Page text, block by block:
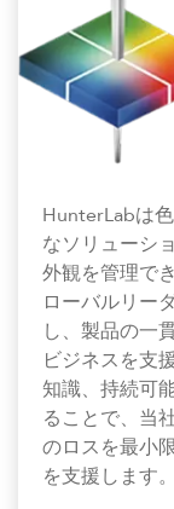
HunterLabは
なソリューシ
外観を管理で
ローバルリー
し、製品の一
ビジネスを支
知識、持続可
ることで、当
のロスを最小
を支援します